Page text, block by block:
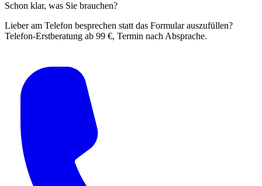
Schon klar, was Sie brauchen?
Lieber am Telefon besprechen statt das Formular auszufüllen?
Telefon-Erstberatung ab 99 €, Termin nach Absprache.